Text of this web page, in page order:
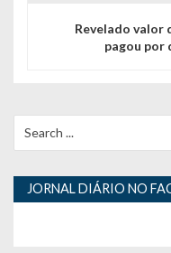
ã
o
d
Revelado valor
pagou por
for:
JORNAL DIÁRIO NO